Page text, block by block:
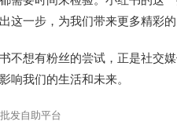
这一步，为我们带来更多精彩的
不想有粉丝的尝试，正是社交
响我们的生活和未来。
发自助平台